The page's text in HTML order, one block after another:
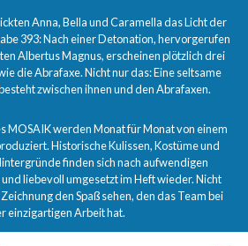
Anna, Bella und Caramella das Licht der
393: Nach einer Detonation, hervorgerufen
Albertus Magnus, erscheinen plötzlich drei
die Abrafaxe. Nicht nur das: Eine seltsame
zwischen ihnen und den Abrafaxen.
MOSAIK werden Monat für Monat von einem
Historische Kulissen, Kostüme und
finden sich nach aufwendigen
liebevoll umgesetzt im Heft wieder. Nicht
den Spaß sehen, den das Team bei
einzigartigen Arbeit hat.